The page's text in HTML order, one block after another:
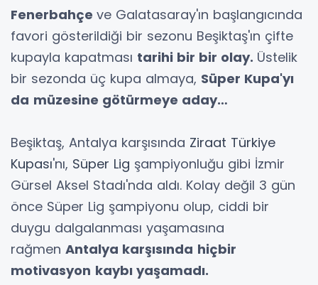
Fenerbahçe ve Galatasaray'ın başlangıcında
favori gösterildiği bir sezonu Beşiktaş'ın çifte
kupayla kapatması tarihi bir bir olay. Üstelik
bir sezonda üç kupa almaya, Süper Kupa'yı
da müzesine götürmeye aday…
Beşiktaş, Antalya karşısında Ziraat Türkiye
Kupası'nı, Süper Lig şampiyonluğu gibi İzmir
Gürsel Aksel Stadı'nda aldı. Kolay değil 3 gün
önce Süper Lig şampiyonu olup, ciddi bir
duygu dalgalanması yaşamasına
rağmen Antalya karşısında hiçbir
motivasyon kaybı yaşamadı.